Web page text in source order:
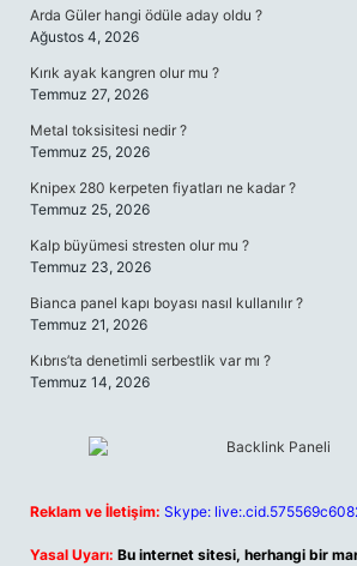
Arda Güler hangi ödüle aday oldu ?
Ağustos 4, 2026
Kırık ayak kangren olur mu ?
Temmuz 27, 2026
Metal toksisitesi nedir ?
Temmuz 25, 2026
Knipex 280 kerpeten fiyatları ne kadar ?
Temmuz 25, 2026
Kalp büyümesi stresten olur mu ?
Temmuz 23, 2026
Bianca panel kapı boyası nasıl kullanılır ?
Temmuz 21, 2026
Kıbrıs’ta denetimli serbestlik var mı ?
Temmuz 14, 2026
Reklam ve İletişim: Skype:
Yasal Uyarı: Bu internet sitesi, herhangi bir